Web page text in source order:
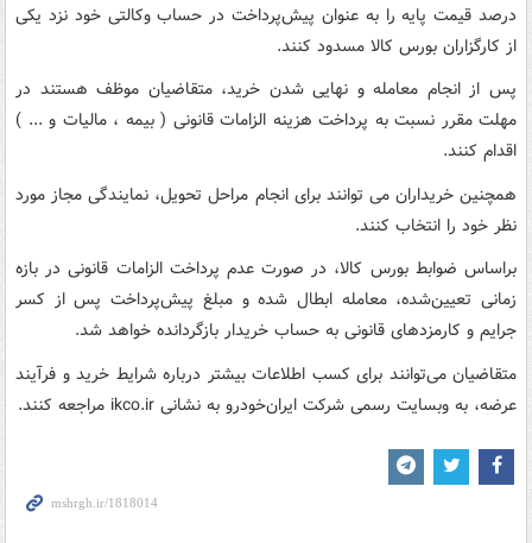
درصد قیمت پایه را به عنوان پیش‌پرداخت در حساب وکالتی خود نزد یکی
از کارگزاران بورس کالا مسدود کنند.
پس از انجام معامله و نهایی شدن خرید، متقاضیان موظف هستند در
مهلت مقرر نسبت به پرداخت هزینه‌ الزامات قانونی ( بیمه ، مالیات و ... )
اقدام کنند.
همچنین خریداران می توانند برای انجام مراحل تحویل، نمایندگی مجاز مورد
نظر خود را انتخاب کنند.
براساس ضوابط بورس کالا، در صورت عدم پرداخت الزامات قانونی در بازه
زمانی تعیین‌شده، معامله ابطال شده و مبلغ پیش‌پرداخت پس از کسر
جرایم و کارمزدهای قانونی به حساب خریدار بازگردانده خواهد شد.
متقاضیان می‌توانند برای کسب اطلاعات بیشتر درباره شرایط خرید و فرآیند
عرضه، به وبسایت رسمی شرکت ایران‌خودرو به نشانی ikco.ir مراجعه کنند.